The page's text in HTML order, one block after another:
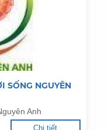
SỐNG NGUYÊN
Anh
Chi tiết